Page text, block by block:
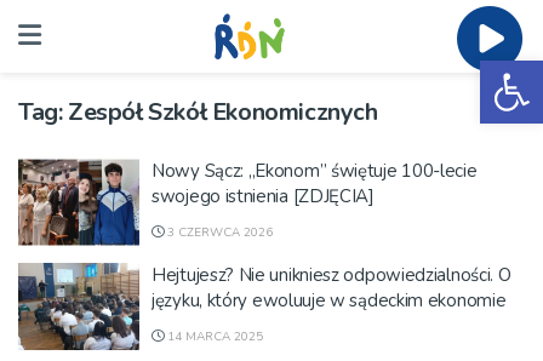
Tag:Zespół Szkół Ekonomicznych
Nowy Sącz: „Ekonom” świętuje 100-lecie
swojego istnienia [ZDJĘCIA]
3 CZERWCA 2026
Hejtujesz? Nie unikniesz odpowiedzialności. O
języku, który ewoluuje w sądeckim ekonomie
14 MARCA 2025